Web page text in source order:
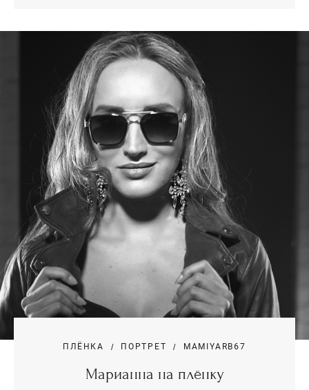
ПЛЁНКА ПОРТРЕТ MAMIYARB67
Марианна на плёнку